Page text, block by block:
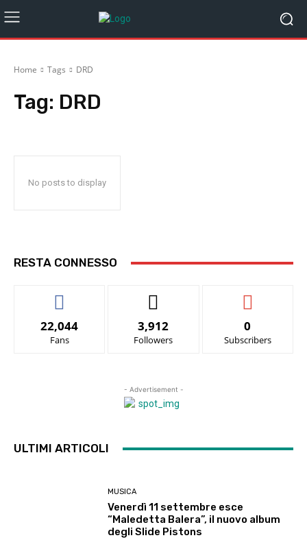
Home Tags DRD
Tag: DRD
No posts to display
RESTA CONNESSO
22,044
Fans
3,912
Followers
0
Subscribers
- Advertisement -
ULTIMI ARTICOLI
MUSICA
Venerdì 11 settembre esce
“Maledetta Balera”, il nuovo album
degli Slide Pistons